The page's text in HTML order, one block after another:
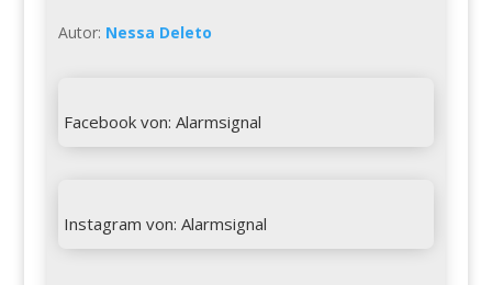
Autor: Nessa Deleto
Facebook von: Alarmsignal
Instagram von: Alarmsignal